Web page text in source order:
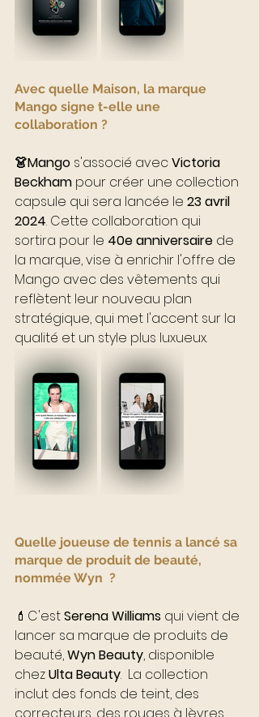
Avec quelle Maison, la marque
Mango signe t-elle une
collaboration ?
👗Mango s'associé avec Victoria
Beckham pour créer une collection
capsule qui sera lancée le 23 avril
2024. Cette collaboration qui
sortira pour le 40e anniversaire de
la marque, vise à enrichir l'offre de
Mango avec des vêtements qui
reflètent leur nouveau plan
stratégique, qui met l'accent sur la
qualité et un style plus luxueux.
Quelle joueuse de tennis a lancé sa
marque de produit de beauté,
nommée Wyn  ?
💄C'est Serena Williams qui vient de
lancer sa marque de produits de
beauté, Wyn Beauty, disponible
chez Ulta Beauty.  La collection
inclut des fonds de teint, des